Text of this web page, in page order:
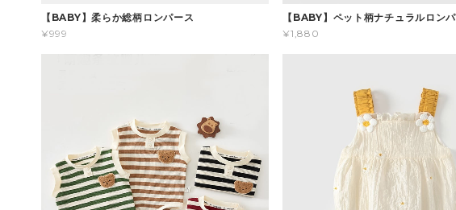
【BABY】柔らか総柄ロンパース
¥999
【BABY】ペット柄ナチュラルロン
¥1,880